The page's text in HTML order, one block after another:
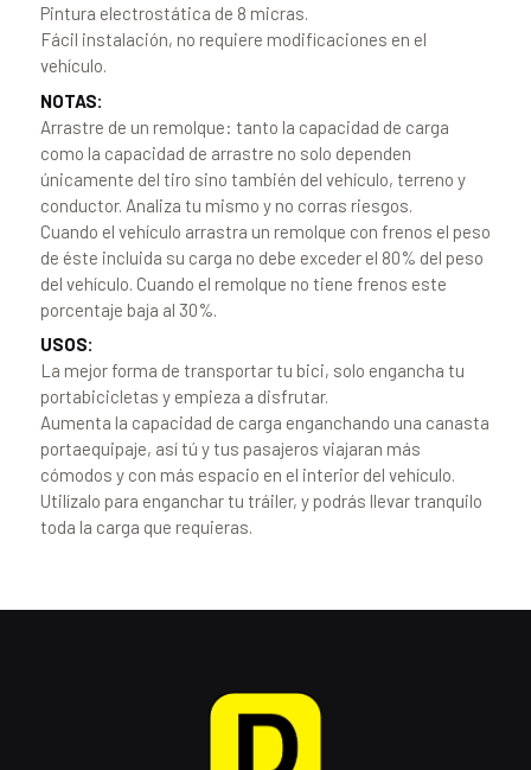
Pintura electrostática de 8 micras.
Fácil instalación, no requiere modificaciones en el
vehículo.
NOTAS:
Arrastre de un remolque: tanto la capacidad de carga
como la capacidad de arrastre no solo dependen
únicamente del tiro sino también del vehículo, terreno y
conductor. Analiza tu mismo y no corras riesgos.
Cuando el vehículo arrastra un remolque con frenos el peso
de éste incluida su carga no debe exceder el 80% del peso
del vehículo. Cuando el remolque no tiene frenos este
porcentaje baja al 30%.
USOS:
La mejor forma de transportar tu bici, solo engancha tu
portabicicletas y empieza a disfrutar.
Aumenta la capacidad de carga enganchando una canasta
portaequipaje, así tú y tus pasajeros viajaran más
cómodos y con más espacio en el interior del vehículo.
Utilízalo para enganchar tu tráiler, y podrás llevar tranquilo
toda la carga que requieras.